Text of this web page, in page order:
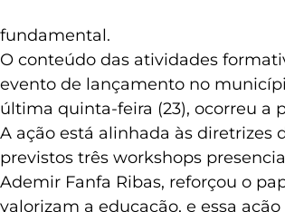
fundamental.
O conteúdo das atividades
evento de lançamento no
última quinta-feira (23), ocorreu a
A ação está alinhada às diretrizes
previstos três workshops
Ademir Fanfa Ribas, reforçou o
valorizam a educação, e essa